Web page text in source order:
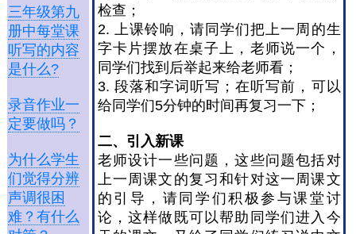
三年级第九
册中每堂课
听写的内容
是什么?
录音作业一
定要做吗？
为什么学生
们觉得分辨
声调很困
难？有什么
检查；
2. 上课铃响，请同学们把上一周的生
字卡片摆放在桌子上，老师说一个，
同学们找到后举起来给老师看；
3. 段落和字词听写；在听写前，可以
给同学们5分钟的时间再复习一下；
二、引入新课
老师设计一些问题，这些问题包括对
上一周课文的复习和针对这一周课文
的引导，请同学们积极参与课堂讨
论，这样做既可以帮助同学们进入今